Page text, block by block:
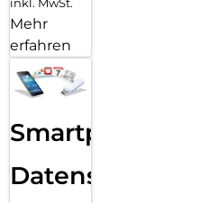
Mehr
erfahren
Smartphone
Datensicherung